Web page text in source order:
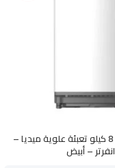
غسالة ملابس 8 كيلو تعبئة علوية ميديا –
انفرتر – أبيض